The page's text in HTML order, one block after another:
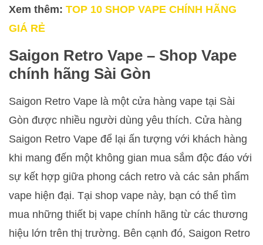
Xem thêm: TOP 10 SHOP VAPE CHÍNH HÃNG
GIÁ RẺ
Saigon Retro Vape – Shop Vape
chính hãng Sài Gòn
Saigon Retro Vape là một cửa hàng vape tại Sài
Gòn được nhiều người dùng yêu thích. Cửa hàng
Saigon Retro Vape để lại ấn tượng với khách hàng
khi mang đến một không gian mua sắm độc đáo với
sự kết hợp giữa phong cách retro và các sản phẩm
vape hiện đại. Tại shop vape này, bạn có thể tìm
mua những thiết bị vape chính hãng từ các thương
hiệu lớn trên thị trường. Bên cạnh đó, Saigon Retro